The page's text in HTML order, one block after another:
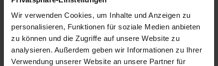
Wir verwenden Cookies, um Inhalte und Anzeigen zu
personalisieren, Funktionen für soziale Medien anbieten
zu können und die Zugriffe auf unsere Website zu
analysieren. Außerdem geben wir Informationen zu Ihrer
Verwendung unserer Website an unsere Partner für
(u.a. freundlich, kompetent, zuverlässig...............) die man
sich nur wünschen kann! Vielen lieben Dank nochmal für ihre
hervorragende Arbeit.
Bernd Sieber